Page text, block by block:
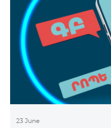
Исходящие звонки
SMS – 150 драм. Полный
Албания, Австралия,
Босния и Герцеговина,
Германия, Греция,
Ирландия, Исландия,
23 June